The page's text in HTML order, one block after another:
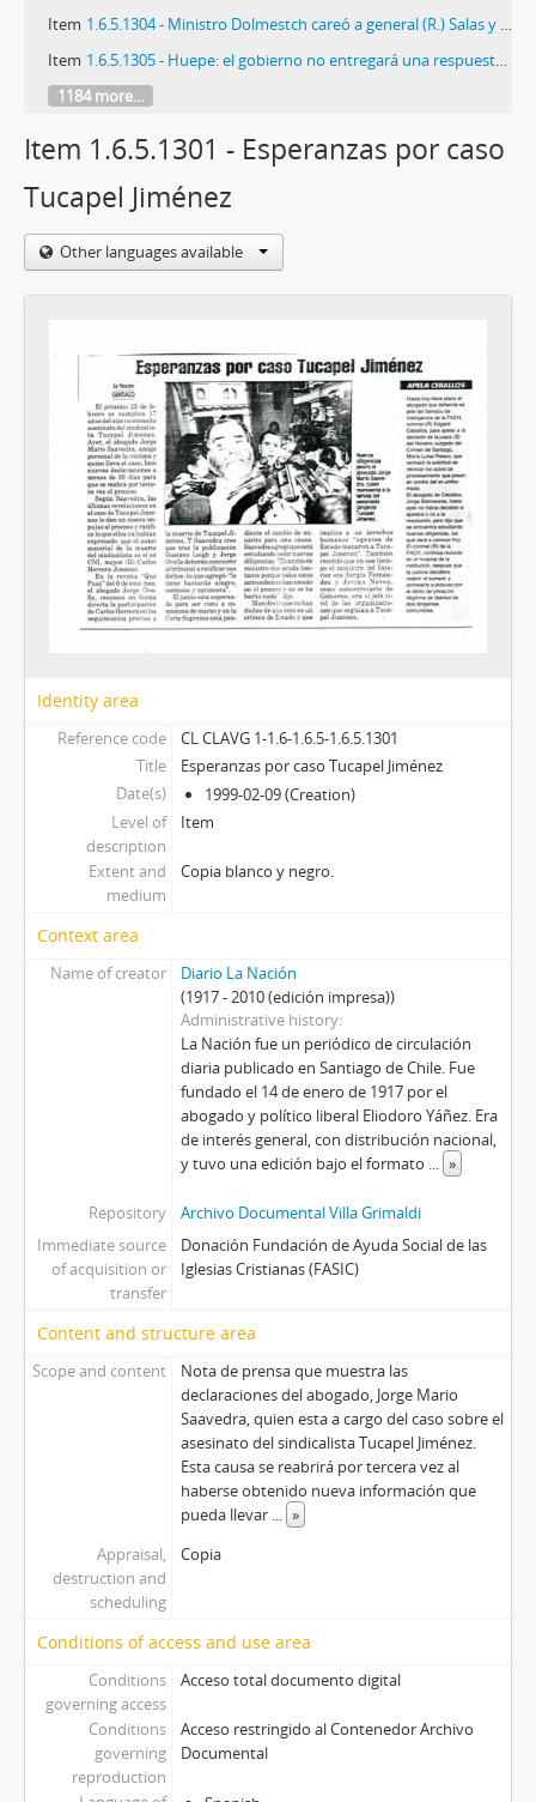
Item 1.6.5.1304 - Ministro Dolmestch careó a general (R.) Salas y Corbalán
Item 1.6.5.1305 - Huepe: el gobierno no entregará una respuesta formal al PS
1184 more...
Item 1.6.5.1301 - Esperanzas por caso
Tucapel Jiménez
Other languages available
Identity area
Reference code
CL CLAVG 1-1.6-1.6.5-1.6.5.1301
Title
Esperanzas por caso Tucapel Jiménez
Date(s)
1999-02-09 (Creation)
Level of
description
Item
Extent and
medium
Copia blanco y negro.
Context area
Name of creator
Diario La Nación
(1917 - 2010 (edición impresa))
Administrative history
La Nación fue un periódico de circulación
diaria publicado en Santiago de Chile. Fue
fundado el 14 de enero de 1917 por el
abogado y político liberal Eliodoro Yáñez. Era
de interés general, con distribución nacional,
y tuvo una edición bajo el formato ... »
Repository
Archivo Documental Villa Grimaldi
Immediate source
of acquisition or
transfer
Donación Fundación de Ayuda Social de las
Iglesias Cristianas (FASIC)
Content and structure area
Scope and content
Nota de prensa que muestra las
declaraciones del abogado, Jorge Mario
Saavedra, quien esta a cargo del caso sobre el
asesinato del sindicalista Tucapel Jiménez.
Esta causa se reabrirá por tercera vez al
haberse obtenido nueva información que
pueda llevar ... »
Appraisal,
destruction and
scheduling
Copia
Conditions of access and use area
Conditions
governing access
Acceso total documento digital
Conditions
governing
reproduction
Acceso restringido al Contenedor Archivo
Documental